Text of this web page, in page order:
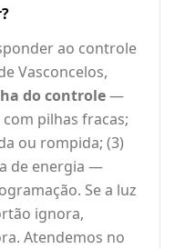
ao controle
Vasconcelos,
do controle—
pilhas fracas;
ou rompida; (3)
de energia —
Se a luz
ignora,
Atendemos no